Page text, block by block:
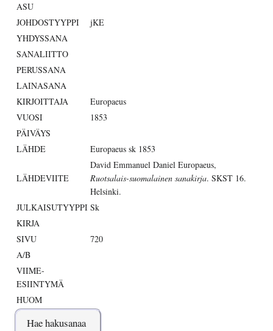
ASU
JOHDOSTYYPPI
jKE
YHDYSSANA
SANALIITTO
PERUSSANA
LAINASANA
KIRJOITTAJA
Europaeus
VUOSI
1853
PÄIVÄYS
LÄHDE
Europaeus sk 1853
LÄHDEVIITE
David Emmanuel Daniel Europaeus,
Ruotsalais-suomalainen sanakirja. SKST 16.
Helsinki.
JULKAISUTYYPPI Sk
KIRJA
SIVU
720
A/B
VIIME-
ESIINTYMÄ
HUOM
Hae hakusanaa